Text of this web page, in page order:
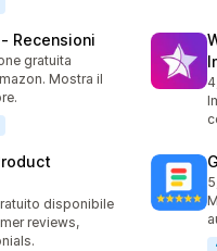
Recensioni
gratuita
Mostra il
disponibile
reviews,